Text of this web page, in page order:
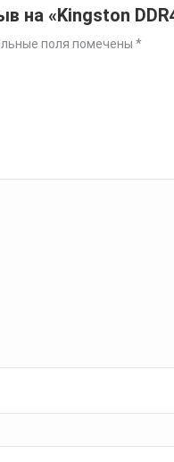
на «Kingston
поля помечены *